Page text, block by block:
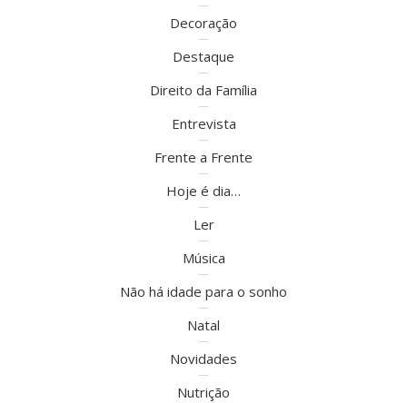
Decoração
Destaque
Direito da Família
Entrevista
Frente a Frente
Hoje é dia…
Ler
Música
Não há idade para o sonho
Natal
Novidades
Nutrição